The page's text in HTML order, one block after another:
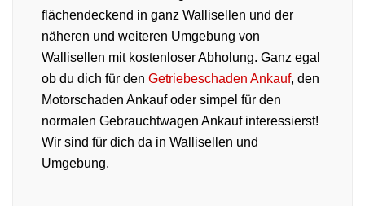
flächendeckend in ganz Wallisellen und der
näheren und weiteren Umgebung von
Wallisellen mit kostenloser Abholung. Ganz egal
ob du dich für den Getriebeschaden Ankauf, den
Motorschaden Ankauf oder simpel für den
normalen Gebrauchtwagen Ankauf interessierst!
Wir sind für dich da in Wallisellen und
Umgebung.